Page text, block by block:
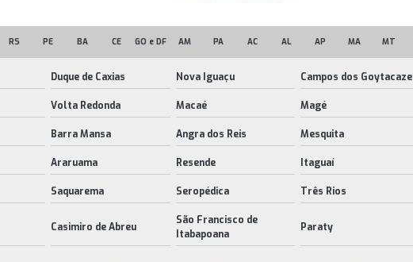
RS PE BA CE GO e DF AM PA AC AL AP MA MT
Duque de Caxias Nova Iguaçu Campos dos
Volta Redonda Macaé Magé
Barra Mansa Angra dos Reis Mesquita
Araruama Resende Itaguaí
Saquarema Seropédica Três Rios
Casimiro de Abreu
São Francisco de
Itabapoana
Paraty